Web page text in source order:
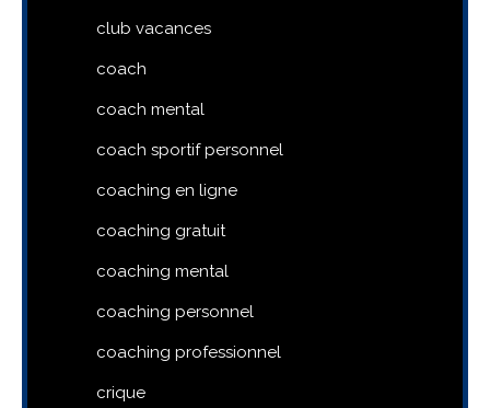
club vacances
coach
coach mental
coach sportif personnel
coaching en ligne
coaching gratuit
coaching mental
coaching personnel
coaching professionnel
crique